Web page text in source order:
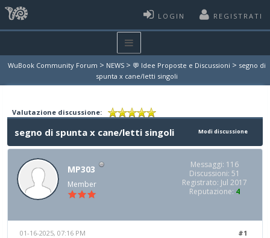
LOGIN REGISTRATI
WuBook Community Forum > NEWS > 💬 Idee Proposte e Discussioni > segno di
spunta x cane/letti singoli
Valutazione discussione:
Modi discussione
segno di spunta x cane/letti singoli
MP303
Member
Messaggi: 116
Discussioni: 51
Registrato: Jul 2017
Reputazione: 4
#1
01-16-2025, 07:16 PM